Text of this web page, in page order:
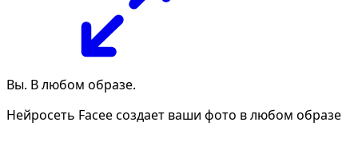
Вы. В любом образе.
Нейросеть Facee создает ваши фото в любом образе